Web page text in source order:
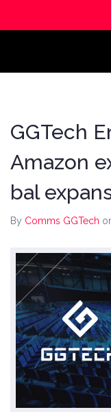
Contact
GGTech
Amazon
bal
By Comms GGTech